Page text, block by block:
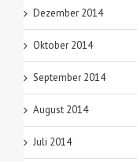
Dezember 2014
Oktober 2014
September 2014
August 2014
Juli 2014